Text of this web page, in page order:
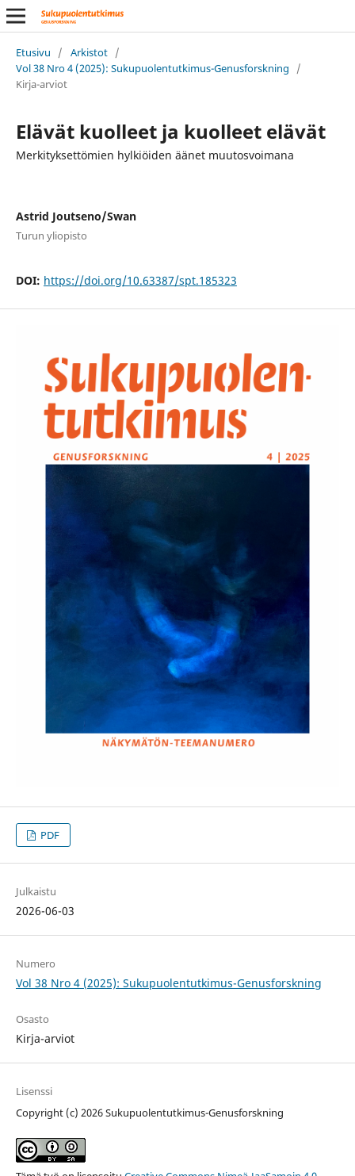
Etusivu / Arkistot /
Vol 38 Nro 4 (2025): Sukupuolentutkimus-Genusforskning
/
Kirja-arviot
Elävät kuolleet ja kuolleet elävät
Merkityksettömien hylkiöiden äänet muutosvoimana
Astrid Joutseno/Swan
Turun yliopisto
DOI: https://doi.org/10.63387/spt.185323
PDF
Julkaistu
2026-06-03
Numero
Vol 38 Nro 4 (2025): Sukupuolentutkimus-Genusforskning
Osasto
Kirja-arviot
Lisenssi
Copyright (c) 2026 Sukupuolentutkimus-Genusforskning